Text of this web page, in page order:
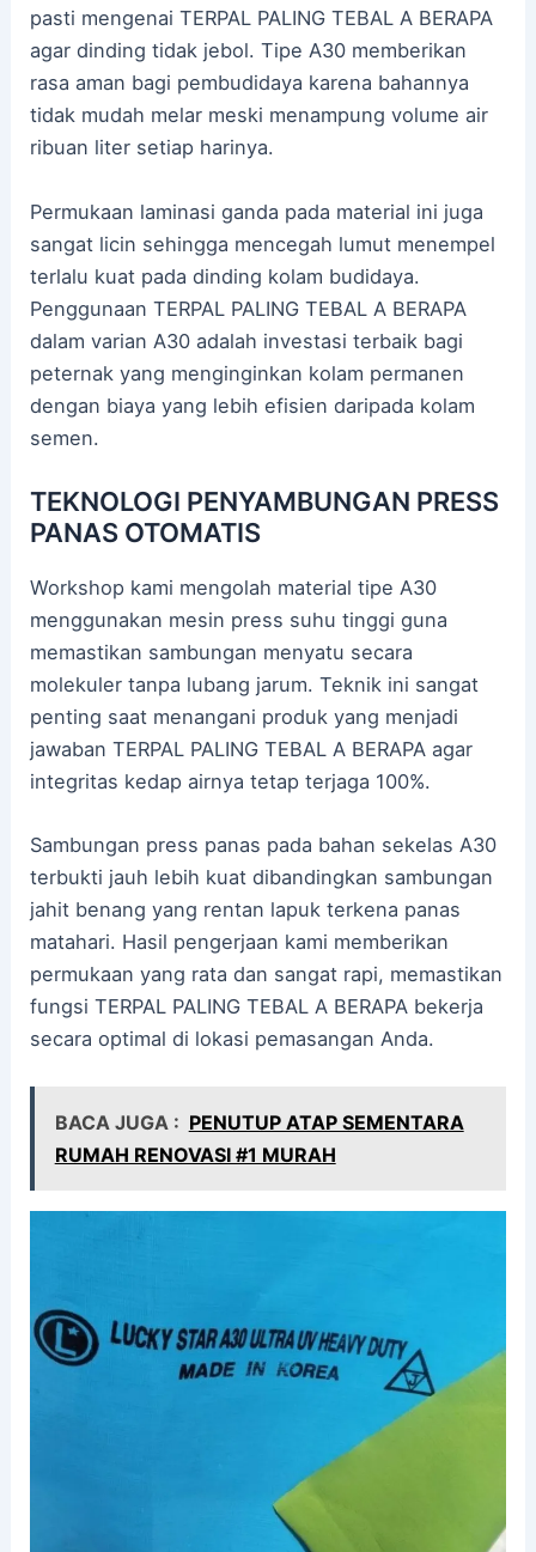
pasti mengenai TERPAL PALING TEBAL A BERAPA
agar dinding tidak jebol. Tipe A30 memberikan
rasa aman bagi pembudidaya karena bahannya
tidak mudah melar meski menampung volume air
ribuan liter setiap harinya.
Permukaan laminasi ganda pada material ini juga
sangat licin sehingga mencegah lumut menempel
terlalu kuat pada dinding kolam budidaya.
Penggunaan TERPAL PALING TEBAL A BERAPA
dalam varian A30 adalah investasi terbaik bagi
peternak yang menginginkan kolam permanen
dengan biaya yang lebih efisien daripada kolam
semen.
TEKNOLOGI PENYAMBUNGAN PRESS
PANAS OTOMATIS
Workshop kami mengolah material tipe A30
menggunakan mesin press suhu tinggi guna
memastikan sambungan menyatu secara
molekuler tanpa lubang jarum. Teknik ini sangat
penting saat menangani produk yang menjadi
jawaban TERPAL PALING TEBAL A BERAPA agar
integritas kedap airnya tetap terjaga 100%.
Sambungan press panas pada bahan sekelas A30
terbukti jauh lebih kuat dibandingkan sambungan
jahit benang yang rentan lapuk terkena panas
matahari. Hasil pengerjaan kami memberikan
permukaan yang rata dan sangat rapi, memastikan
fungsi TERPAL PALING TEBAL A BERAPA bekerja
secara optimal di lokasi pemasangan Anda.
BACA JUGA : PENUTUP ATAP SEMENTARA
RUMAH RENOVASI #1 MURAH